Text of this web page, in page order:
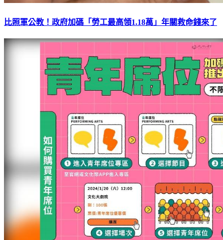
比照軍公教！政府加碼「勞工最高領1.18萬」年關救命錢來了